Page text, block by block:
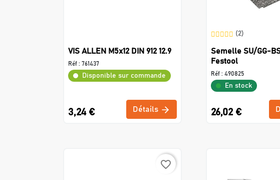
VIS ALLEN M5x12 DIN 912 12.9
Réf : 761437
Disponible sur commande
3,24 € Détails
(2)
Semelle SU/GG-
Festool
Réf : 490825
En stock
26,02 €
favorite_border